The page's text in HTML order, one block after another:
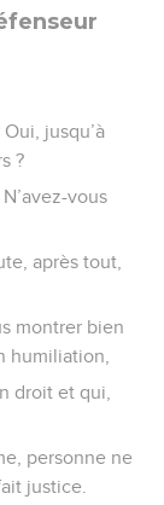
jusqu’à
?
vous
après tout,
montrer bien
humiliation,
droit et qui,
personne ne
justice.